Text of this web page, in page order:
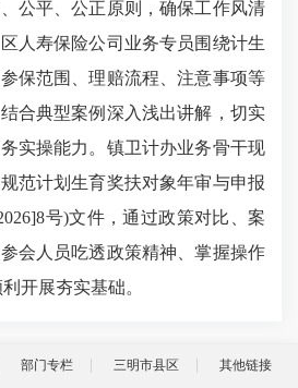
公平、公正原则，确保工作风清
人寿保险公司业务专员围绕计生
保范围、理赔流程、注意事项等
合典型案例深入浅出讲解，切实
实操能力。镇卫计办业务骨干现
范计划生育奖扶对象年审与申报
号)文件，通过政策对比、案
会人员吃透政策精神、掌握操作
开展夯实基础。
部门专栏 三明市县区 其他链接